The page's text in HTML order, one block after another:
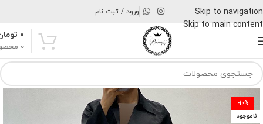
Skip to navigation
Skip to main content
ورود / ثبت نام
0
۰
-10%
ناموجود